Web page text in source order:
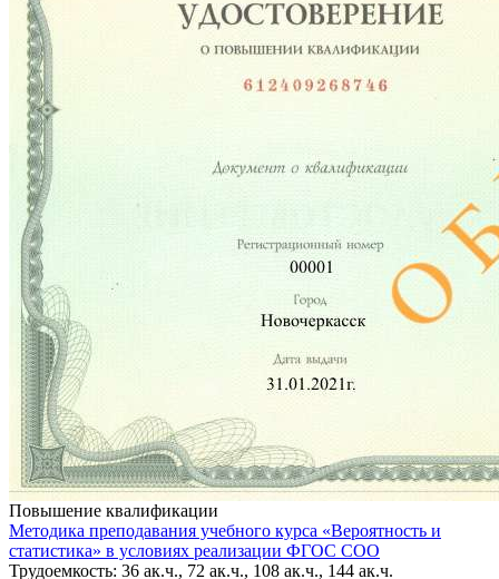
Повышение квалификации
Методика преподавания учебного курса «Вероятность и
статистика» в условиях реализации ФГОС СОО
Трудоемкость: 36 ак.ч., 72 ак.ч., 108 ак.ч., 144 ак.ч.